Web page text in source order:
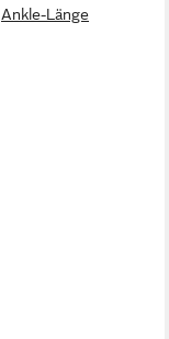
Ankle-Länge